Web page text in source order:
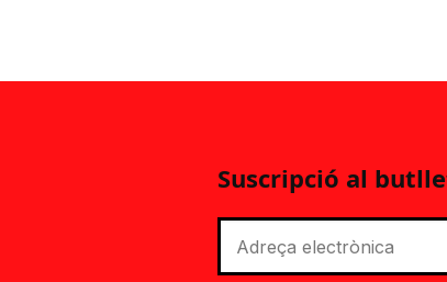
Suscripció al